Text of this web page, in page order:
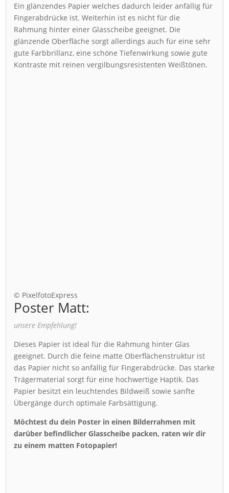
Ein glänzendes Papier welches dadurch leider anfällig für
Fingerabdrücke ist. Weiterhin ist es nicht für die
Rahmung hinter einer Glasscheibe geeignet. Die
glänzende Oberfläche sorgt allerdings auch für eine sehr
gute Farbbrillanz, eine schöne Tiefenwirkung sowie gute
Kontraste mit reinen vergilbungsresistenten Weißtönen.
© PixelfotoExpress
Poster Matt:
unsere Empfehlung!
Dieses Papier ist ideal für die Rahmung hinter Glas
geeignet. Durch die feine matte Oberflächenstruktur ist
das Papier nicht so anfällig für Fingerabdrücke. Das starke
Trägermaterial sorgt für eine hochwertige Haptik. Das
Papier besitzt ein leuchtendes Bildweiß sowie sanfte
Übergänge durch optimale Farbsättigung.
Möchtest du dein Poster in einen Bilderrahmen mit
darüber befindlicher Glasscheibe packen, raten wir dir
zu einem matten Fotopapier!